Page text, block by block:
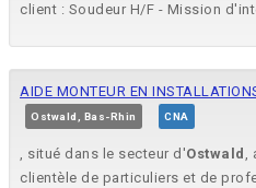
client : Soudeur H/F - Mission
AIDE MONTEUR EN
Ostwald, Bas-Rhin CNA
, situé dans le secteur d'Ostwald ,
clientèle de particuliers et de